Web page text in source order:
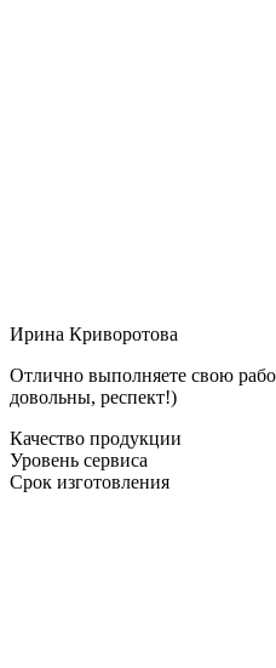
Ирина Криворотова
Отлично выполняете свою
довольны, респект!)
Качество продукции
Уровень сервиса
Срок изготовления